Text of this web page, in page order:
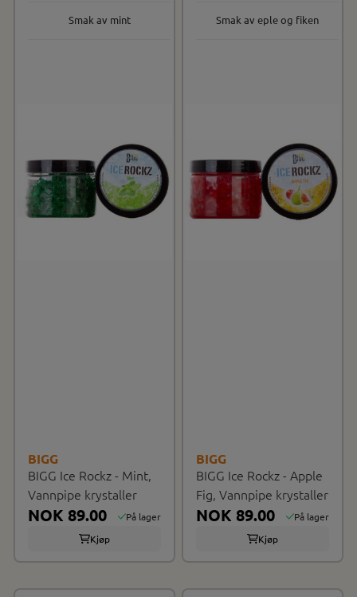
BIGG
BIGG Ice Rockz - Mint,
Vannpipe krystaller
NOK 89.00
På lager
Kjøp
Smak av mint
BIGG
BIGG Ice Rockz - Apple
Fig, Vannpipe krystaller
NOK 89.00
På lager
Kjøp
Smak av eple og fiken